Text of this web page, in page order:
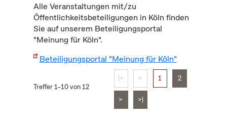
Alle Veranstaltungen mit/zu
Öffentlichkeitsbeteiligungen in Köln finden
Sie auf unserem Beteiligungsportal
"Meinung für Köln".
Beteiligungsportal "Meinung für Köln"
Treffer 1–10 von 12
|< < 1 2
> >|